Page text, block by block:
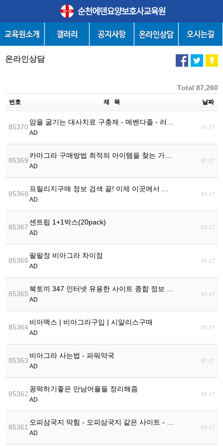
온라인상담
Total 87,260
번호 제 목 날짜
85370
암을 굶기는 대사치료 구충제 - 메벤다졸 - 러…
AD
07-17
85369
카마그라 구매방법 최적의 아이템을 찾는 가…
AD
07-17
85368
프릴리지구매 정보 검색 끝! 이제 이곳에서 …
AD
07-17
85367
센트립 1+1박스(20pack)
AD
07-17
85366
팔팔정 비아그라 차이점
AD
07-17
85365
북토끼 347 인터넷 유용한 사이트 종합 정보 …
AD
07-17
85364
비아맥스 | 비아그라구입 | 시알리스구매
AD
07-17
85363
비아그라 사는법 - 파워약국
AD
07-17
85362
꽁떡하기좋은 만남어플들 정리해줌
AD
07-17
85361
오피삼국지 막힘 - 오피삼국지 같은 사이트 - …
AD
07-17